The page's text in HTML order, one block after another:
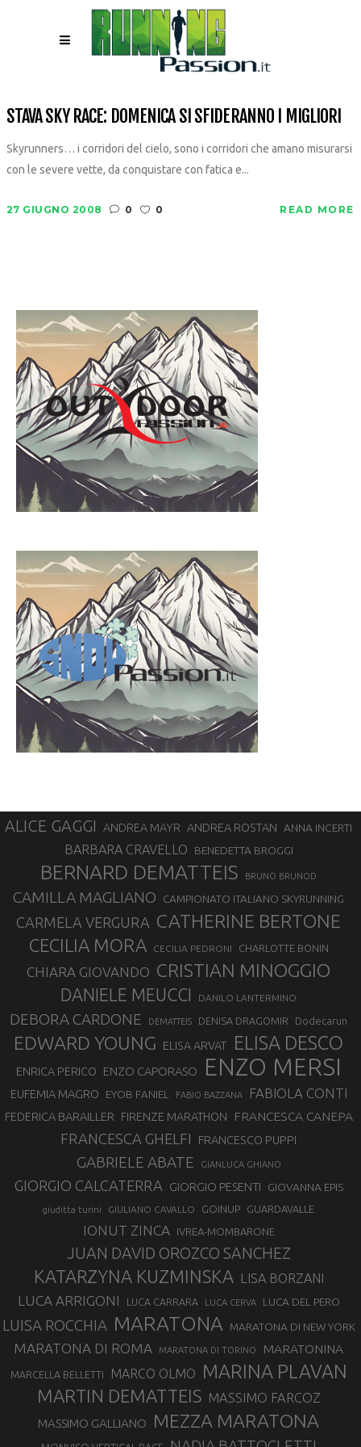
STAVA SKY RACE: DOMENICA SI SFIDERANNO I MIGLIORI
Skyrunners… i corridori del cielo, sono i corridori che amano misurarsi
con le severe vette, da conquistare con fatica e...
27 GIUGNO 2008 0 0 READ MORE
ALICE GAGGI ANDREA MAYR ANDREA ROSTAN ANNA INCERTI
BARBARA CRAVELLO BENEDETTA BROGGI
BERNARD DEMATTEIS BRUNO BRUNOD
CAMILLA MAGLIANO CAMPIONATO ITALIANO SKYRUNNING
CARMELA VERGURA CATHERINE BERTONE
CECILIA MORA CECILIA PEDRONI CHARLOTTE BONIN
CHIARA GIOVANDO CRISTIAN MINOGGIO
DANIELE MEUCCI DANILO LANTERMINO
DEBORA CARDONE DEMATTEIS DENISA DRAGOMIR Dodecarun
EDWARD YOUNG ELISA ARVAT ELISA DESCO
ENRICA PERICO ENZO CAPORASO ENZO MERSI
EUFEMIA MAGRO EYOB FANIEL FABIO BAZZANA FABIOLA CONTI
FEDERICA BARAILLER FIRENZE MARATHON FRANCESCA CANEPA
FRANCESCA GHELFI FRANCESCO PUPPI
GABRIELE ABATE GIANLUCA GHIANO
GIORGIO CALCATERRA GIORGIO PESENTI GIOVANNA EPIS
giuditta turini GIULIANO CAVALLO GOINUP GUARDAVALLE
IONUT ZINCA IVREA-MOMBARONE
JUAN DAVID OROZCO SANCHEZ
KATARZYNA KUZMINSKA LISA BORZANI
LUCA ARRIGONI LUCA CARRARA LUCA CERVA LUCA DEL PERO
LUISA ROCCHIA MARATONA MARATONA DI NEW YORK
MARATONA DI ROMA MARATONA DI TORINO MARATONINA
MARCELLA BELLETTI MARCO OLMO MARINA PLAVAN
MARTIN DEMATTEIS MASSIMO FARCOZ
MASSIMO GALLIANO MEZZA MARATONA